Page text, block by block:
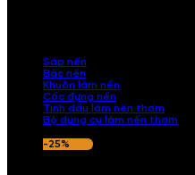
Sáp nến
Bấc nến
Khuôn làm nến
Cốc đựng nến
Tinh dầu làm nến thơm
Bộ dụng cụ làm nến thơm
-25%